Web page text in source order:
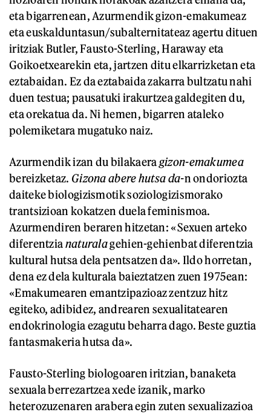
eta bigarrenean, Azurmendik gizon-emakumeaz
eta euskalduntasun/subalternitateaz agertu dituen
iritziak Butler, Fausto-Sterling, Haraway eta
Goikoetxearekin eta, jartzen ditu elkarrizketan eta
eztabaidan. Ez da eztabaida zakarra bultzatu nahi
duen testua; pausatuki irakurtzea galdegiten du,
eta orekatua da. Ni hemen, bigarren ataleko
polemiketara mugatuko naiz.
Azurmendik izan du bilakaeragizon-emakumea
bereizketaz. Gizona abere hutsa da-n ondoriozta
daiteke biologizismotik soziologizismorako
trantsizioan kokatzen duela feminismoa.
Azurmendiren beraren hitzetan: «Sexuen arteko
diferentzianaturalagehien-gehienbat diferentzia
kultural hutsa dela pentsatzen da». Ildo horretan,
dena ez dela kulturala baieztatzen zuen 1975ean:
«Emakumearen emantzipazioaz zentzuz hitz
egiteko, adibidez, andrearen sexualitatearen
endokrinologia ezagutu beharra dago. Beste guztia
fantasmakeria hutsa da».
Fausto-Sterling biologoaren iritzian, banaketa
sexuala berrezartzea xede izanik, marko
heterozuzenaren arabera egin zuten sexualizazioa